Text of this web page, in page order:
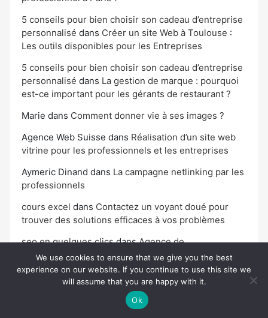
5 conseils pour bien choisir son cadeau d’entreprise
personnalisé dans Créer un site Web à Toulouse :
Les outils disponibles pour les Entreprises
5 conseils pour bien choisir son cadeau d’entreprise
personnalisé dans La gestion de marque : pourquoi
est-ce important pour les gérants de restaurant ?
Marie dans Comment donner vie à ses images ?
Agence Web Suisse dans Réalisation d’un site web
vitrine pour les professionnels et les entreprises
Aymeric Dinand dans La campagne netlinking par les
professionnels
cours excel dans Contactez un voyant doué pour
trouver des solutions efficaces à vos problèmes
seo en quelques clicsdansAgence de
développement web : bien choisir
We use cookies to ensure that we give you the best
experience on our website. If you continue to use this site we
will assume that you are happy with it.
Ok